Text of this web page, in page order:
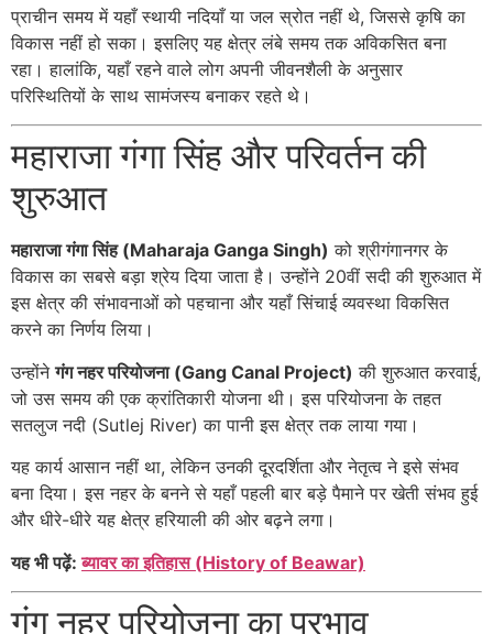
प्राचीन समय में यहाँ स्थायी नदियाँ या जल स्रोत नहीं थे, जिससे कृषि का
विकास नहीं हो सका। इसलिए यह क्षेत्र लंबे समय तक अविकसित बना
रहा। हालांकि, यहाँ रहने वाले लोग अपनी जीवनशैली के अनुसार
परिस्थितियों के साथ सामंजस्य बनाकर रहते थे।
महाराजा गंगा सिंह और परिवर्तन की
शुरुआत
महाराजा गंगा सिंह (Maharaja Ganga Singh) को श्रीगंगानगर के
विकास का सबसे बड़ा श्रेय दिया जाता है। उन्होंने 20वीं सदी की शुरुआत में
इस क्षेत्र की संभावनाओं को पहचाना और यहाँ सिंचाई व्यवस्था विकसित
करने का निर्णय लिया।
उन्होंनेगंग नहर परियोजना (Gang Canal Project) की शुरुआत करवाई,
जो उस समय की एक क्रांतिकारी योजना थी। इस परियोजना के तहत
सतलुज नदी (Sutlej River) का पानी इस क्षेत्र तक लाया गया।
यह कार्य आसान नहीं था, लेकिन उनकी दूरदर्शिता और नेतृत्व ने इसे संभव
बना दिया। इस नहर के बनने से यहाँ पहली बार बड़े पैमाने पर खेती संभव हुई
और धीरे-धीरे यह क्षेत्र हरियाली की ओर बढ़ने लगा।
यह भी पढ़ें:ब्यावर का इतिहास (History of Beawar)
गंग नहर परियोजना का प्रभाव